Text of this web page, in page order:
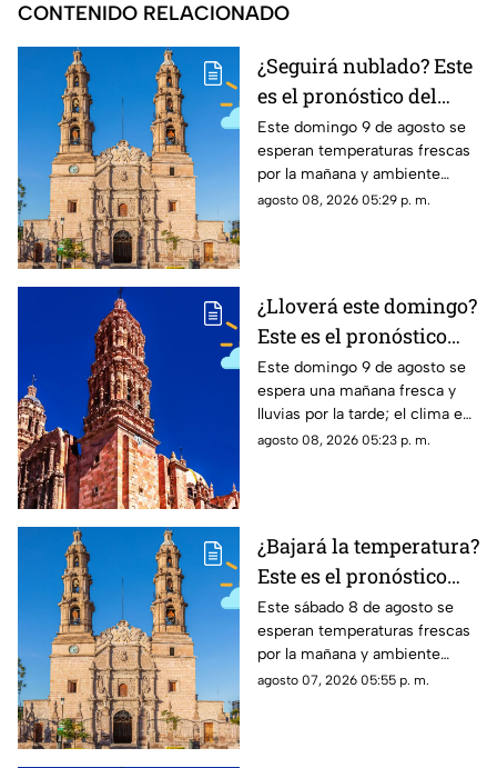
CONTENIDO RELACIONADO
¿Seguirá nublado? Este
es el pronóstico del
clima en
Aguascalientes HOY
domingo 9 de agosto
Este domingo 9 de agosto se
esperan temperaturas frescas
por la mañana y ambiente
cálido por la tarde; el clima en
agosto 08, 2026 05:29 p. m.
¿Lloverá este domingo?
Este es el pronóstico
del clima en Zacatecas
HOY domingo 9 de
agosto
Este domingo 9 de agosto se
espera una mañana fresca y
lluvias por la tarde; el clima en
Zacatecas hoy tendrá hasta 25
agosto 08, 2026 05:23 p. m.
¿Bajará la temperatura?
Este es el pronóstico
del clima en
Aguascalientes HOY
sábado 8 de agosto
Este sábado 8 de agosto se
esperan temperaturas frescas
por la mañana y ambiente
cálido por la tarde; el clima en
agosto 07, 2026 05:55 p. m.